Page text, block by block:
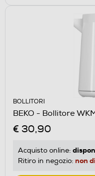
BOLLITORI
BEKO - Bollitore
€ 30,90
Acquisto online:
Ritiro in negozio: non